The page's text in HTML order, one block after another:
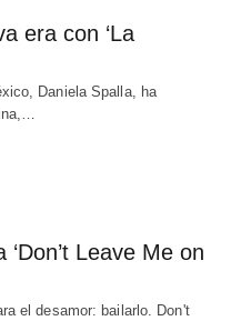
era con ‘La
Daniela Spalla, ha
Leave Me on
el desamor: bailarlo. Don't